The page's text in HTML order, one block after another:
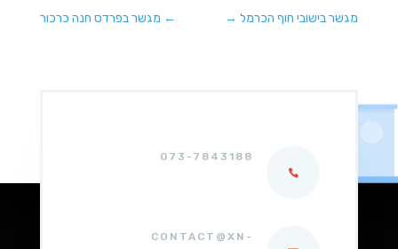
← מגשר בפרדס חנה כרכור מגשר בישובי חוף הכרמל→
073-7843188
CONTACT@XN-